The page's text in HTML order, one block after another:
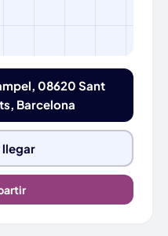
08620 Sant
Barcelona
llegar